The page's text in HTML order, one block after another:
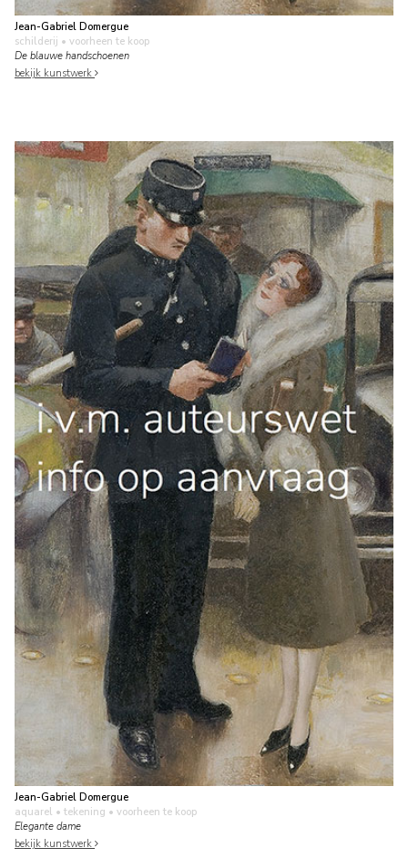
Jean-Gabriel Domergue
schilderij • voorheen te koop
De blauwe handschoenen
bekijk kunstwerk
Jean-Gabriel Domergue
aquarel • tekening • voorheen te koop
Elegante dame
bekijk kunstwerk